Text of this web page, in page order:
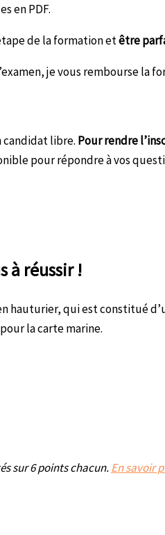
en PDF.
de la formation etêtre
je vous rembourse la
candidat libre. Pour rendre
pour répondre à vos
à réussir !
qui est constitué
la carte marine.
sur 6 points chacun.En savoir